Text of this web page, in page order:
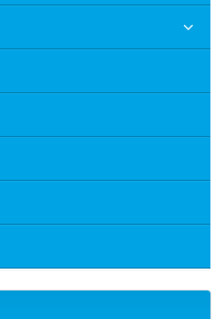
phường Xuân Lộc (Từ ngày